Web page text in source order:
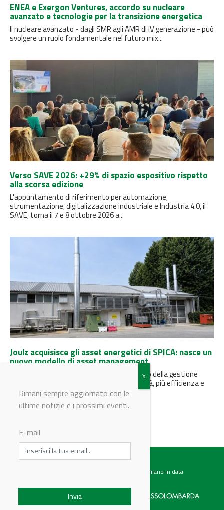
ENEA e Exergon Ventures, accordo su nucleare
avanzato e tecnologie per la transizione energetica
Il nucleare avanzato - dagli SMR agli AMR di IV generazione - può
svolgere un ruolo fondamentale nel futuro mix...
Verso SAVE 2026: +29% di spazio espositivo rispetto
alla scorsa edizione
L'appuntamento di riferimento per automazione,
strumentazione, digitalizzazione industriale e Industria 4.0, il
SAVE, torna il 7 e 8 ottobre 2026 a...
Joulz acquisisce gli asset energetici di SPICA: nasce un
nuovo modello di asset management
Un’operazione strategica che segna il futuro della gestione
energetica per le aziende: meno complessità, più efficienza e
liquidità immediata.
Testata giornalistica registrata presso il Tribunale di Milano in data
Rimani sempre aggiornato con le
ultime notizie e i prossimi eventi.
E-mail